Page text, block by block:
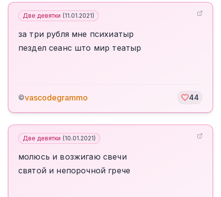
Две девятки (11.01.2021)
за три рубля мне психиатыр
пездел сеанс што мир театыр
©vascodegrammo 44
Две девятки (10.01.2021)
молюсь и возжигаю свечи
святой и непорочной грече